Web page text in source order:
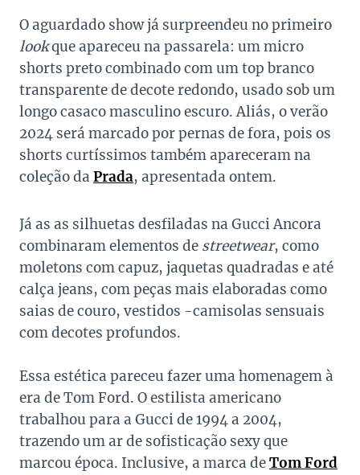
O aguardado show já surpreendeu no primeiro
lookque apareceu na passarela: um micro
shorts preto combinado com um top branco
transparente de decote redondo, usado sob um
longo casaco masculino escuro. Aliás, o verão
2024 será marcado por pernas de fora, pois os
shorts curtíssimos também apareceram na
coleção da Prada, apresentada ontem.
Já as as silhuetas desfiladas na Gucci Ancora
combinaram elementos de streetwear, como
moletons com capuz, jaquetas quadradas e até
calça jeans, com peças mais elaboradas como
saias de couro, vestidos -camisolas sensuais
com decotes profundos.
Essa estética pareceu fazer uma homenagem à
era de Tom Ford. O estilista americano
trabalhou para a Gucci de 1994 a 2004,
trazendo um ar de sofisticação sexy que
marcou época. Inclusive, a marca deTom Ford